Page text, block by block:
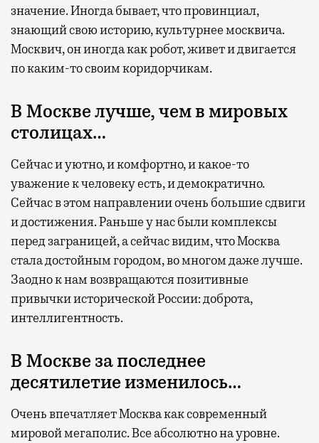
значение. Иногда бывает, что провинциал,
знающий свою историю, культурнее москвича.
Москвич, он иногда как робот, живет и двигается
по каким-то своим коридорчикам.
В Москве лучше, чем в мировых
столицах…
Сейчас и уютно, и комфортно, и какое-то
уважение к человеку есть, и демократично.
Сейчас в этом направлении очень большие сдвиги
и достижения. Раньше у нас были комплексы
перед заграницей, а сейчас видим, что Москва
стала достойным городом, во многом даже лучше.
Заодно к нам возвращаются позитивные
привычки исторической России: доброта,
интеллигентность.
В Москве за последнее
десятилетие изменилось…
Очень впечатляет Москва как современный
мировой мегаполис. Все абсолютно на уровне.